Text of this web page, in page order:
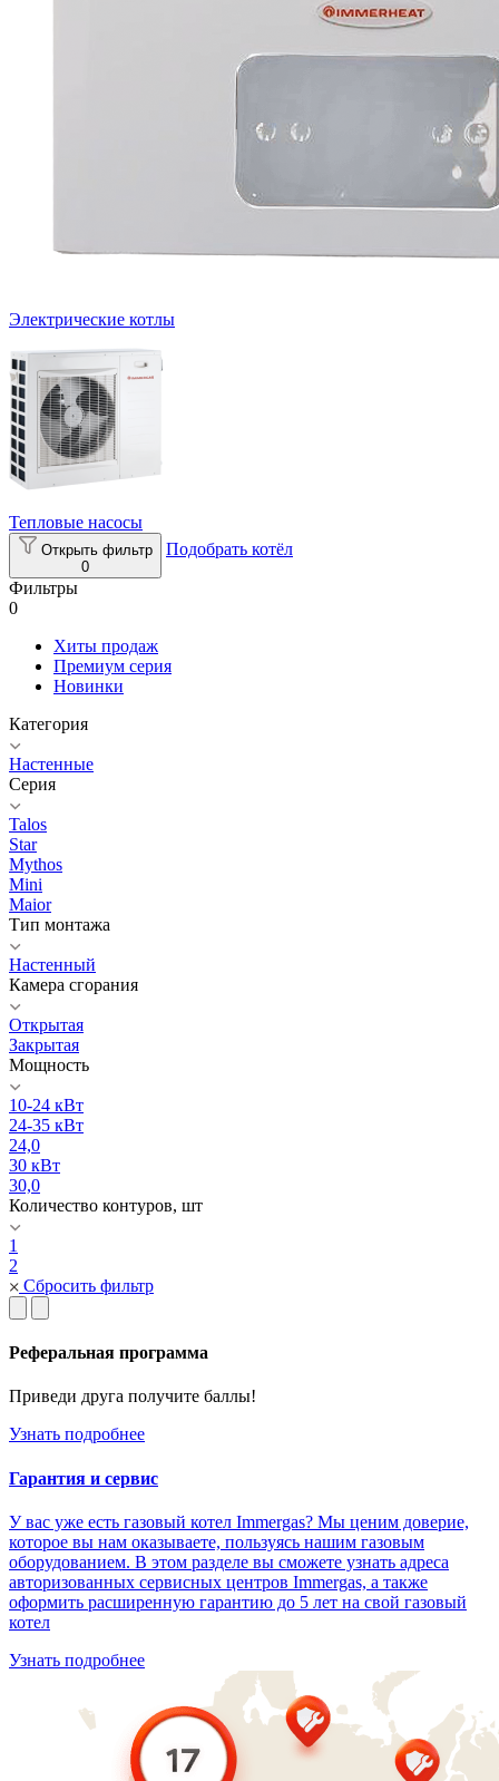
Электрические котлы
Тепловые насосы
Открыть фильтр
0
Подобрать котёл
Фильтры
0
Хиты продаж
Премиум серия
Новинки
Категория
Настенные
Серия
Talos
Star
Mythos
Mini
Maior
Тип монтажа
Настенный
Камера сгорания
Открытая
Закрытая
Мощность
10-24 кВт
24-35 кВт
24,0
30 кВт
30,0
Количество контуров, шт
1
2
Сбросить фильтр
Реферальная программа
Приведи друга получите баллы!
Узнать подробнее
Гарантия и сервис
У вас уже есть газовый котел Immergas? Мы ценим доверие,
которое вы нам оказываете, пользуясь нашим газовым
оборудованием. В этом разделе вы сможете узнать адреса
авторизованных сервисных центров Immergas, а также
оформить расширенную гарантию до 5 лет на свой газовый
котел
Узнать подробнее